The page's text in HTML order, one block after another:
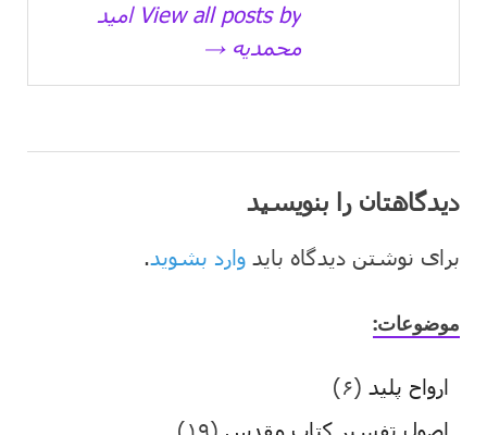
View all posts by امید
محمدیه →
دیدگاهتان را بنویسید
برای نوشتن دیدگاه باید وارد بشوید.
موضوعات:
ارواح پلید (۶)
اصول تفسیر کتاب مقدس (۱۹)